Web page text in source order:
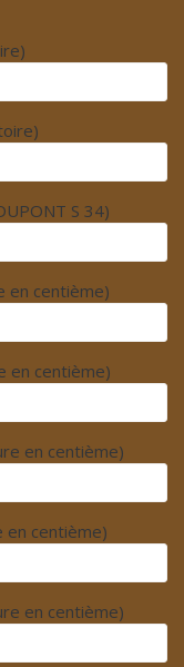
S 34)
en centième)
en centième)
en centième)
en centième)
en centième)